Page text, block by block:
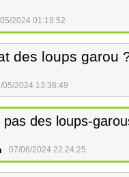
2024 01:19:52
des loups garou
05/2024 13:36:49
pas des loups-
07/06/2024 22:24:25